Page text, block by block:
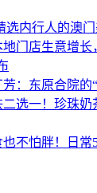
选内行人的澳门
地门店生意增长
：东原合院的
选一！珍珠
不怕胖！日常